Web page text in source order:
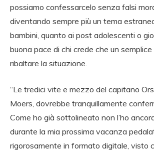
possiamo confessarcelo senza falsi
diventando sempre più un tema
bambini, quanto ai post adolescenti o
buona pace di chi crede che un
ribaltare la situazione.
“Le tredici vite e mezzo del capitano
Moers, dovrebbe tranquillamente
Come ho già sottolineato non l’ho
durante la mia prossima vacanza
rigorosamente in formato digitale, visto